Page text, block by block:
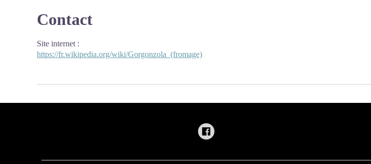
Contact
Site internet :
https://fr.wikipedia.org/wiki/Gorgonzola_(fromage)